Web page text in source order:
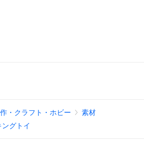
・クラフト・ホビー
素材
ングトイ